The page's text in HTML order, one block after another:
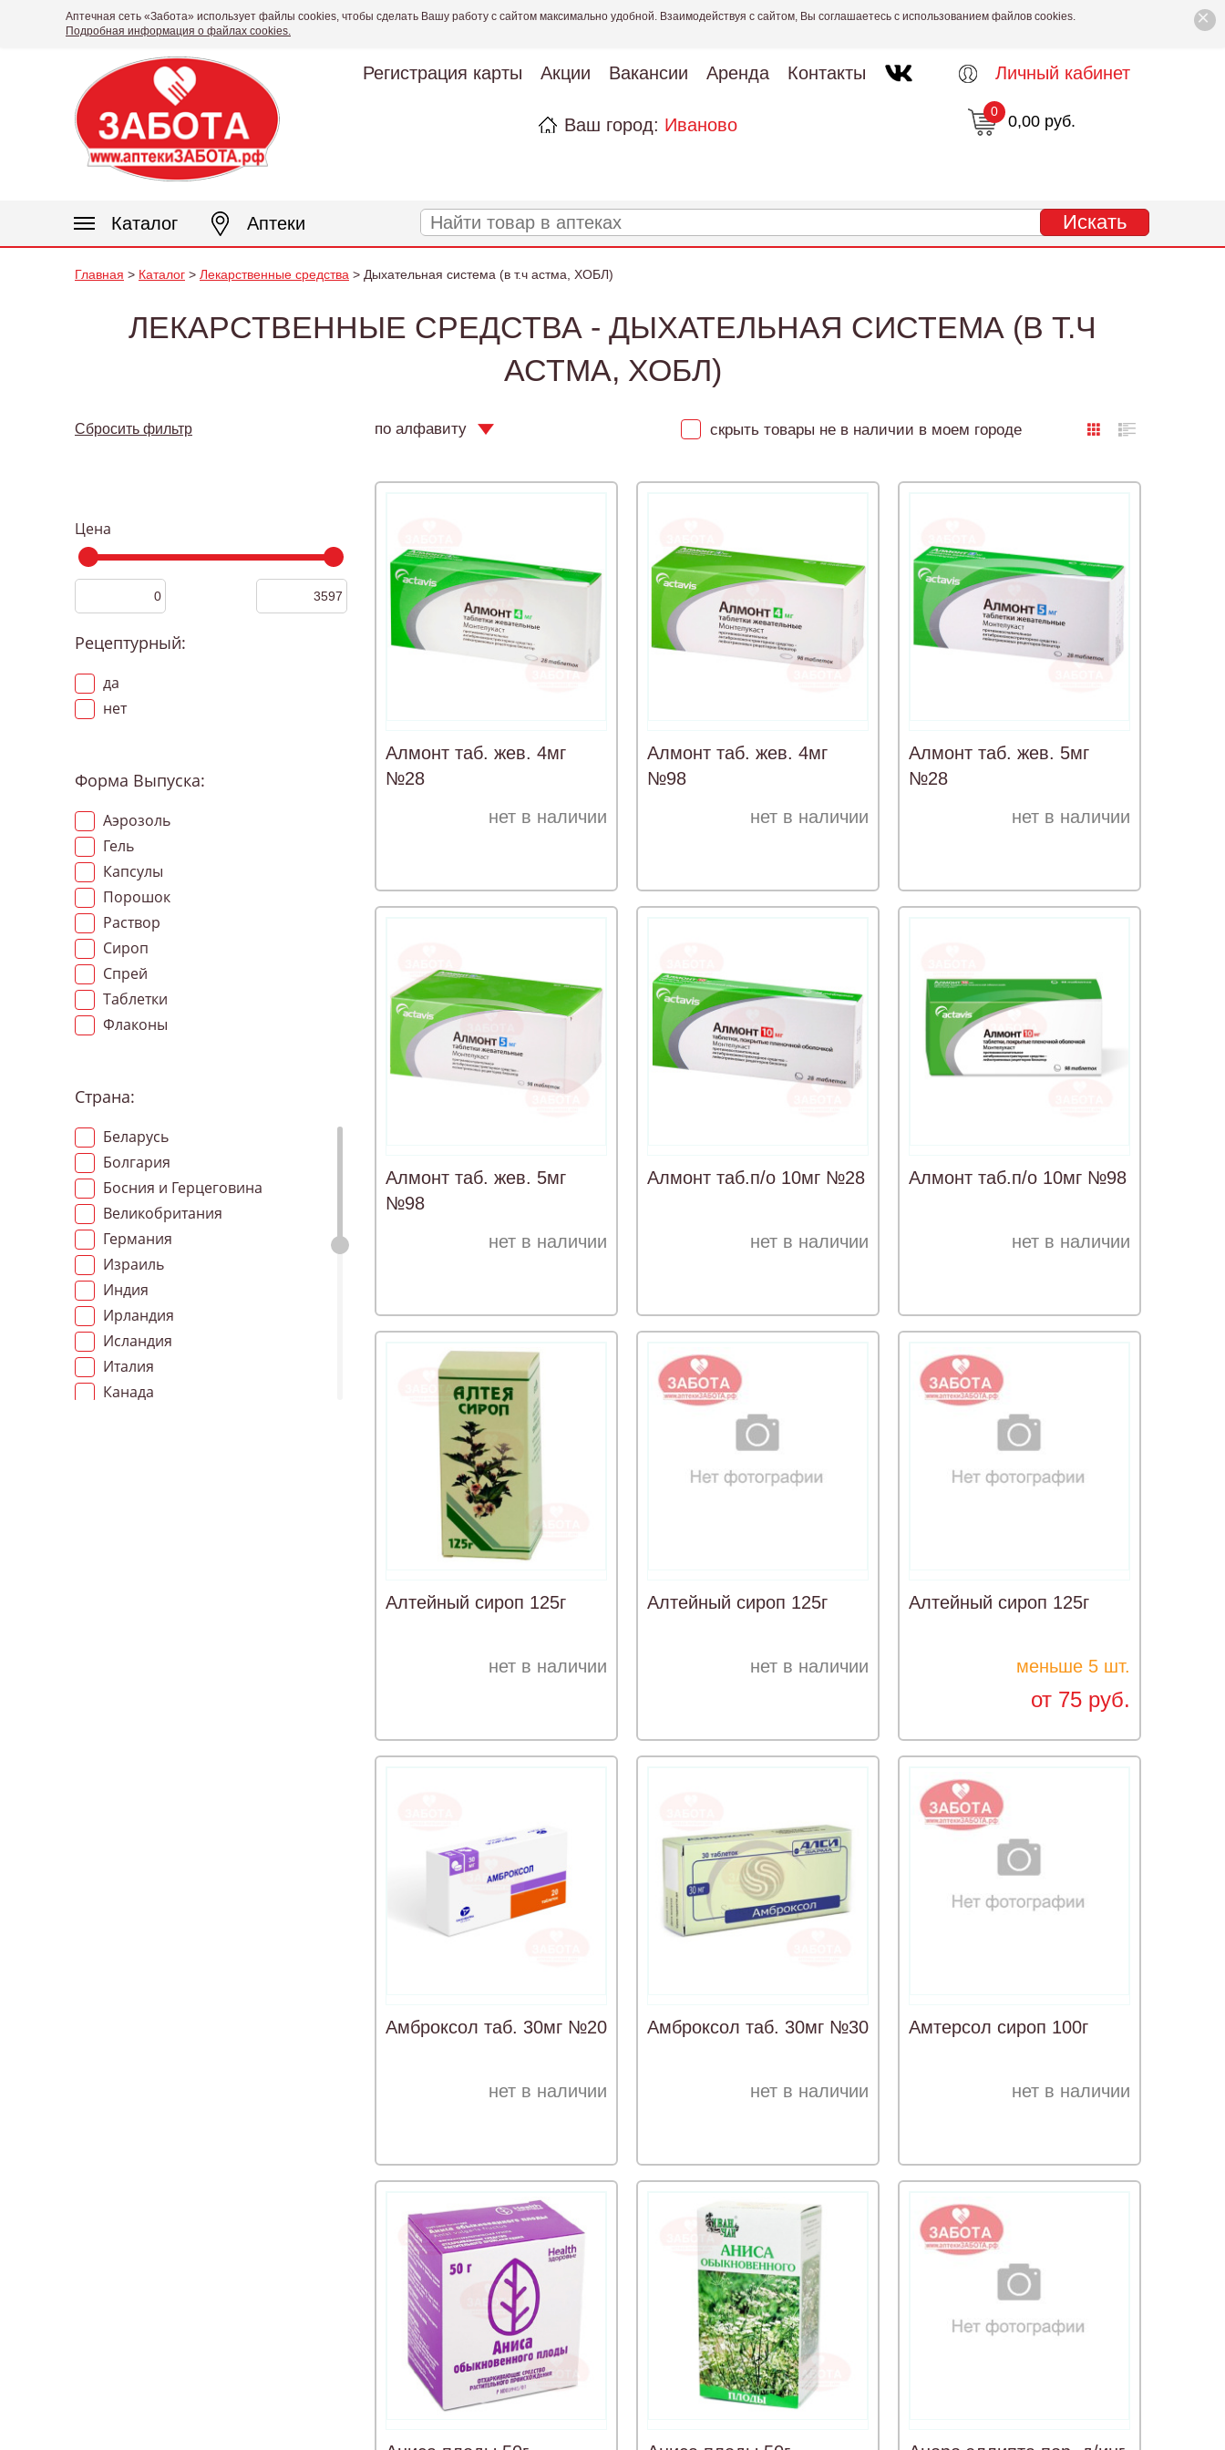
×
Аптечная сеть «Забота» использует файлы cookies, чтобы сделать Вашу работу с сайтом максимально удобной. Взаимодействуя с сайтом, Вы соглашаетесь с использованием файлов cookies.
Подробная информация о файлах cookies.
Регистрация карты Акции Вакансии Аренда Контакты
Ваш город: Иваново
Личный кабинет
0,00 руб.
0
Каталог Аптеки
Главная > Каталог > Лекарственные средства > Дыхательная система (в т.ч астма, ХОБЛ)
ЛЕКАРСТВЕННЫЕ СРЕДСТВА - ДЫХАТЕЛЬНАЯ СИСТЕМА (В Т.Ч
АСТМА, ХОБЛ)
Сбросить фильтр
Цена
Рецептурный:
да
нет
Форма Выпуска:
Аэрозоль
Гель
Капсулы
Порошок
Раствор
Сироп
Спрей
Таблетки
Флаконы
Страна:
Беларусь
Болгария
Босния и Герцеговина
Великобритания
Германия
Израиль
Индия
Ирландия
Исландия
Италия
Канада
по алфавиту скрыть товары не в наличии в моем городе
Алмонт таб. жев. 4мг
№28
нет в наличии
Алмонт таб. жев. 4мг
№98
нет в наличии
Алмонт таб. жев. 5мг
№28
нет в наличии
Алмонт таб. жев. 5мг
№98
нет в наличии
Алмонт таб.п/о 10мг №28
нет в наличии
Алмонт таб.п/о 10мг №98
нет в наличии
Алтейный сироп 125г
нет в наличии
Алтейный сироп 125г
нет в наличии
Алтейный сироп 125г
меньше 5 шт.
от 75 руб.
Амброксол таб. 30мг №20
нет в наличии
Амброксол таб. 30мг №30
нет в наличии
Амтерсол сироп 100г
нет в наличии